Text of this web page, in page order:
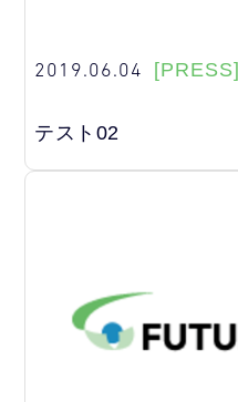
2019.06.04 [PRESS]
テスト02